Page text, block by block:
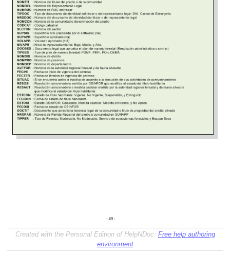
Created with the Personal Edition of HelpNDoc: Free help authoring
environment